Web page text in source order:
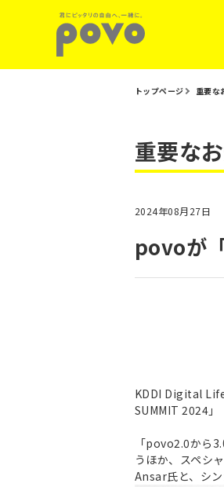
トップページ 重要な
重要な
2024年08月27日
povoが
KDDI Digital Life
SUMMIT 2024」
「povo2.0から
うほか、スペシ
Ansar氏と、シ